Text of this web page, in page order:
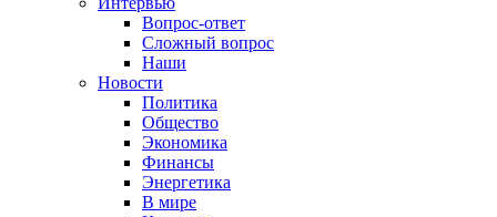
Вопрос-ответ
Сложный вопрос
Наши
Новости
Политика
Общество
Экономика
Финансы
Энергетика
В мире